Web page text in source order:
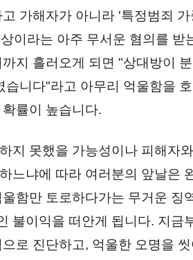
가해자가 아니라 '특정범죄
이라는 아주 무서운 혐의를 받
지 흘러오게 되면 "상대방이
습니다"라고 아무리 억울함을
률이 높습니다.
지 못했을 가능성이나 피해자
느냐에 따라 여러분의 앞날은
함만 토로하다가는 무거운 징
불이익을 떠안게 됩니다. 지금
로 진단하고, 억울한 오명을